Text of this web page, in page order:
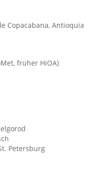
Copacabana, Antioquia
früher HiOA)
Petersburg